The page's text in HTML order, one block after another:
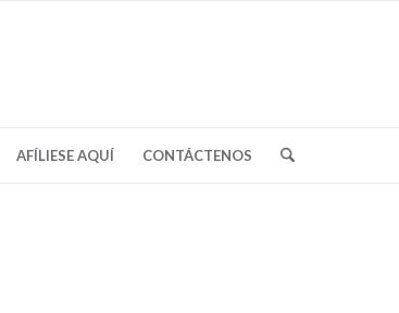
AFÍLIESE AQUÍ CONTÁCTENOS